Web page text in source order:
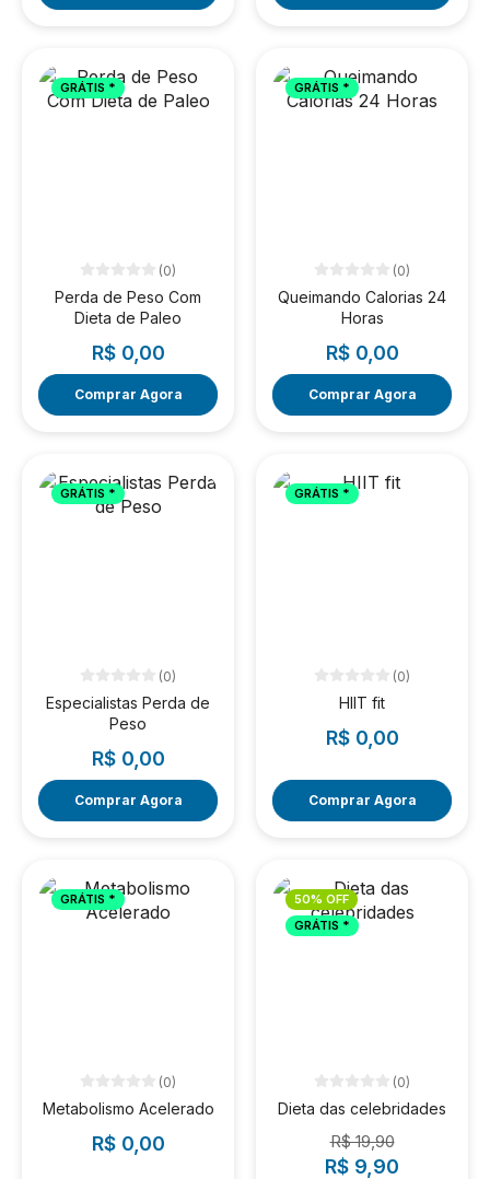
GRÁTIS *
(0)
Perda de Peso Com
Dieta de Paleo
R$ 0,00
Comprar Agora
GRÁTIS *
(0)
Queimando Calorias 24
Horas
R$ 0,00
Comprar Agora
GRÁTIS *
(0)
Especialistas Perda de
Peso
R$ 0,00
Comprar Agora
GRÁTIS *
(0)
HIIT fit
R$ 0,00
Comprar Agora
GRÁTIS *
(0)
Metabolismo Acelerado
R$ 0,00
50% OFF
GRÁTIS *
(0)
Dieta das celebridades
R$ 19,90
R$ 9,90